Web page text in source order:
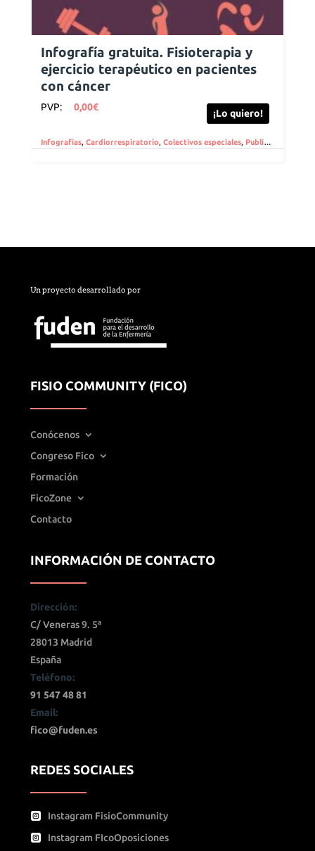
Infografía gratuita. Fisioterapia y
ejercicio terapéutico en pacientes
con cáncer
PVP: 0,00€
¡Lo quiero!
Infografías, Cardiorrespiratorio, Colectivos especiales, Publicaciones gratuitas
Un proyecto desarrollado por
FISIO COMMUNITY (FICO)
Conócenos
Congreso Fico
Formación
FicoZone
Contacto
INFORMACIÓN DE CONTACTO
Dirección:
C/ Veneras 9. 5ª
28013 Madrid
España
Teléfono:
91 547 48 81
Email:
fico@fuden.es
REDES SOCIALES
Instagram FisioCommunity
Instagram FIcoOposiciones